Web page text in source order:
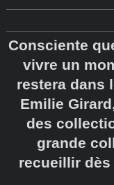
Consciente
vivre un
restera dans
Emilie
des
grande
recueillir dès